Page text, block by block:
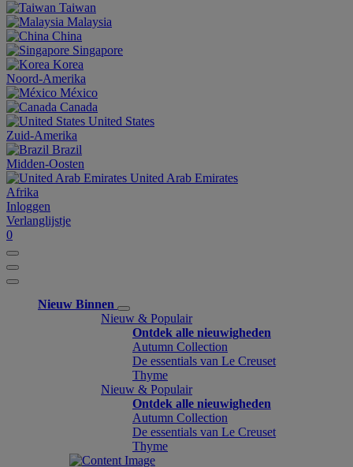
Taiwan
Malaysia
China
Singapore
Korea
Noord-Amerika
México
Canada
United States
Zuid-Amerika
Brazil
Midden-Oosten
United Arab Emirates
Afrika
Inloggen
Verlanglijstje
0
Nieuw Binnen
Nieuw & Populair
Ontdek alle nieuwigheden
Autumn Collection
De essentials van Le Creuset
Thyme
Nieuw & Populair
Ontdek alle nieuwigheden
Autumn Collection
De essentials van Le Creuset
Thyme